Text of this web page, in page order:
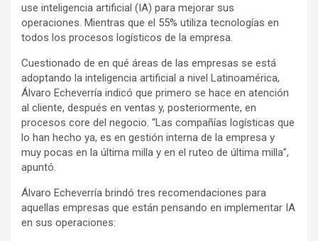
use inteligencia artificial (IA) para mejorar sus
operaciones. Mientras que el 55% utiliza tecnologías en
todos los procesos logísticos de la empresa.
Cuestionado de en qué áreas de las empresas se está
adoptando la inteligencia artificial a nivel Latinoamérica,
Álvaro Echeverría indicó que primero se hace en atención
al cliente, después en ventas y, posteriormente, en
procesos core del negocio. “Las compañías logísticas que
lo han hecho ya, es en gestión interna de la empresa y
muy pocas en la última milla y en el ruteo de última milla”,
apuntó.
Álvaro Echeverría brindó tres recomendaciones para
aquellas empresas que están pensando en implementar IA
en sus operaciones: